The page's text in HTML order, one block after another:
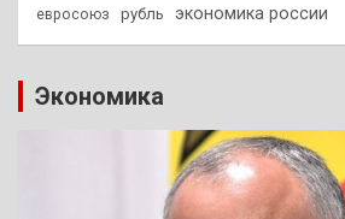
евросоюз рубль экономика россии
Экономика